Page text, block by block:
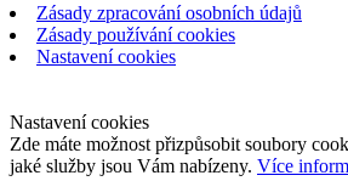
Zásady zpracování osobních údajů
Zásady používání cookies
Nastavení cookies
Nastavení cookies
Zde máte možnost přizpůsobit soubory
jaké služby jsou Vám nabízeny. Více